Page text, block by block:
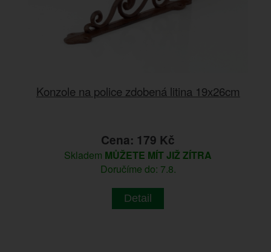
Konzole na police zdobená litina 19x26cm
Cena: 179 Kč
Skladem MŮŽETE MÍT JIŽ ZÍTRA
Doručíme do: 7.8.
Detail